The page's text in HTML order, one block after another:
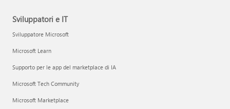
Sviluppatori e IT
Sviluppatore Microsoft
Microsoft Learn
Supporto per le app del marketplace di IA
Microsoft Tech Community
Microsoft Marketplace